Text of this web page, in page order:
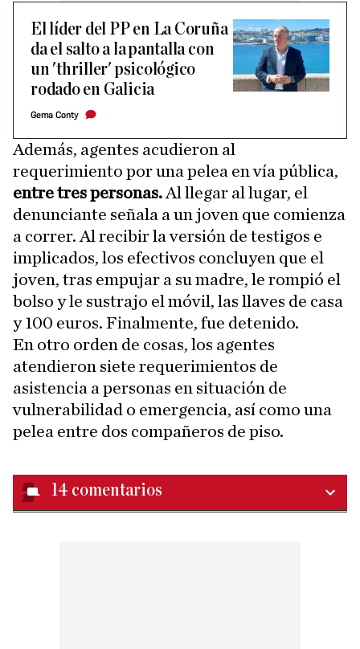
El líder del PP en La Coruña
da el salto a la pantalla con
un 'thriller' psicológico
rodado en Galicia
Gema Conty
Además, agentes acudieron al
requerimiento por una pelea en vía pública,
entre tres personas. Al llegar al lugar, el
denunciante señala a un joven que comienza
a correr. Al recibir la versión de testigos e
implicados, los efectivos concluyen que el
joven, tras empujar a su madre, le rompió el
bolso y le sustrajo el móvil, las llaves de casa
y 100 euros. Finalmente, fue detenido.
En otro orden de cosas, los agentes
atendieron siete requerimientos de
asistencia a personas en situación de
vulnerabilidad o emergencia, así como una
pelea entre dos compañeros de piso.
14 comentarios